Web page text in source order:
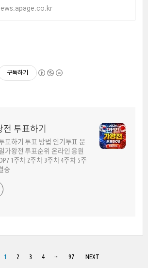
구독하기
전 투표하기
표하기 투표 방법 인기투표 문
가왕전 투표순위 온라인 응원
1주차 2주차 3주차 4주차 5주
승
1 2 3 4 ··· 97 NEXT